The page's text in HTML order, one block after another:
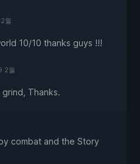
월
10/10 thanks guys !!!
2월
Thanks.
combat and the Story